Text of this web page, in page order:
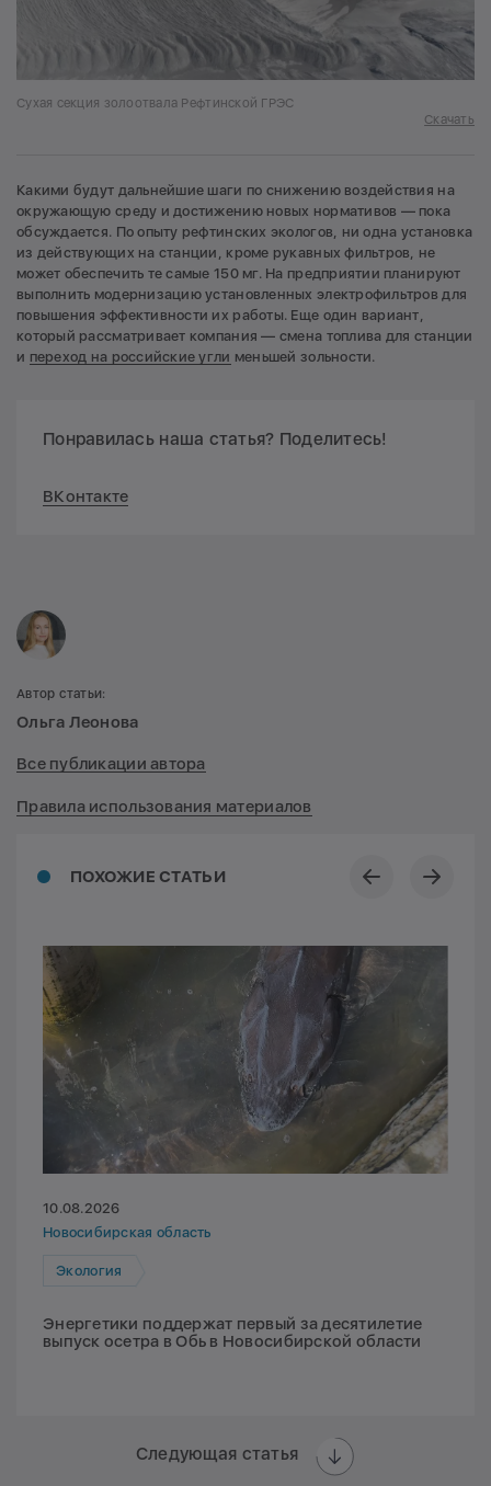
Сухая секция золоотвала Рефтинской ГРЭС
Скачать
Какими будут дальнейшие шаги по снижению воздействия на
окружающую среду и достижению новых нормативов — пока
обсуждается. По опыту рефтинских экологов, ни одна установка
из действующих на станции, кроме рукавных фильтров, не
может обеспечить те самые 150 мг. На предприятии планируют
выполнить модернизацию установленных электрофильтров для
повышения эффективности их работы. Еще один вариант,
который рассматривает компания — смена топлива для станции
и переход на российские угли меньшей зольности.
Понравилась наша статья? Поделитесь!
ВКонтакте
ПОХОЖИЕ СТАТЬИ
10.08.2026
Новосибирская область
Экология
Энергетики поддержат первый за десятилетие
выпуск осетра в Обь в Новосибирской области
Следующая статья
Автор статьи:
Ольга Леонова
Все публикации автора
Правила использования материалов